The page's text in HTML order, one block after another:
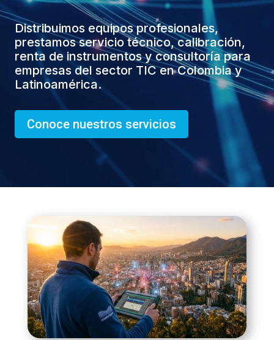
Distribuimos equipos profesionales,
prestamos servicio técnico, calibración,
renta de instrumentos y consultoría para
empresas del sector TIC en Colombia y
Latinoamérica.
Conoce nuestros servicios